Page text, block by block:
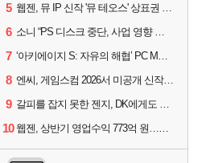
5 웹젠, 뮤 IP 신작 '뮤 테오스' 상표권 출원
6 소니 “PS 디스크 중단, 사업 영향 없다”
7 ‘아키에이지 S: 자유의 해협’ PC MMORPG로 개발한다
8 엔씨, 게임스컴 2026서 미공개 신작 최초 공개
9 갈피를 잡지 못한 젠지, DK에게도 0:2 패배
10 웹젠, 상반기 영업수익 773억 원…순이익 89% 증가